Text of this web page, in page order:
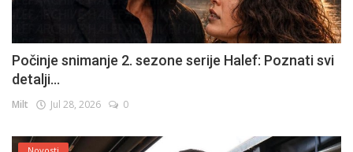
Počinje snimanje 2. sezone serije Halef: Poznati svi
detalji...
Milt Jul 28, 2026 0